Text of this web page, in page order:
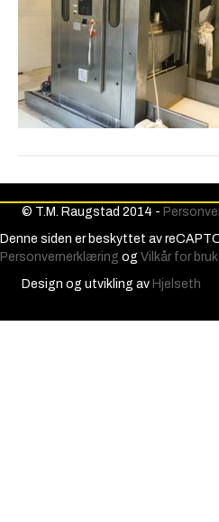
© T.M. Raugstad 2014 -
Denne siden er beskyttet av
Personvernerklæring og Vilkår for bruk
Design og utvikling av Hjelseth